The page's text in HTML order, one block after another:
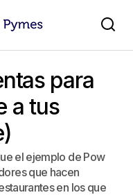
para
a tus
el ejemplo de Pow
que hacen
en los que